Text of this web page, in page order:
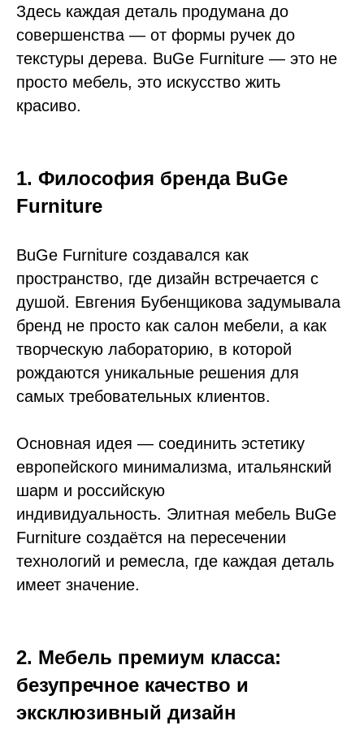
Здесь каждая деталь продумана до
совершенства — от формы ручек до
текстуры дерева. BuGe Furniture — это не
просто мебель, это искусство жить
красиво.
1. Философия бренда BuGe
Furniture
BuGe Furniture создавался как
пространство, где дизайн встречается с
душой. Евгения Бубенщикова задумывала
бренд не просто как салон мебели, а как
творческую лабораторию, в которой
рождаются уникальные решения для
самых требовательных клиентов.
Основная идея — соединить эстетику
европейского минимализма, итальянский
шарм и российскую
индивидуальность. Элитная мебель BuGe
Furniture создаётся на пересечении
технологий и ремесла, где каждая деталь
имеет значение.
2. Мебель премиум класса:
безупречное качество и
эксклюзивный дизайн